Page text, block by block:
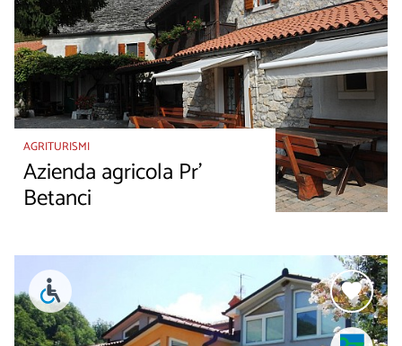
AGRITURISMI
Azienda agricola Pr’
Betanci